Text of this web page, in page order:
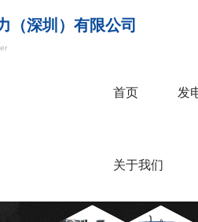
（深圳）有限公司
首页 发
关于我们